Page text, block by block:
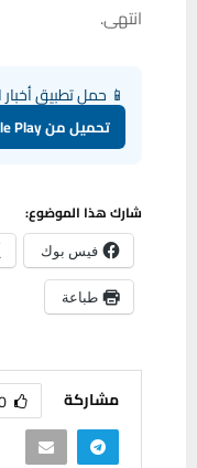
انتهى.
📱 حمل تطبيق
تحميل من Google Play
شارك هذا الموضوع:
فيس بوك
طباعة
مشاركة